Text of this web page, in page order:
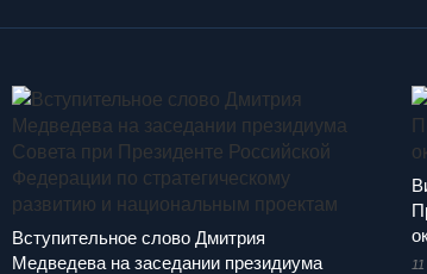
Вступительное слово Дмитрия
Медведева на заседании президиума